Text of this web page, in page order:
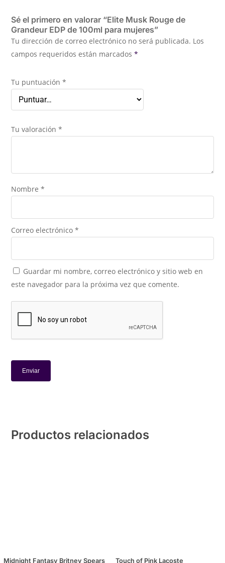
Sé el primero en valorar “Elite Musk Rouge de
Grandeur EDP de 100ml para mujeres”
Tu dirección de correo electrónico no será publicada. Los
campos requeridos están marcados*
Tu puntuación*
Tu valoración*
Nombre*
Correo electrónico*
Guardar mi nombre, correo electrónico y sitio web en
este navegador para la próxima vez que comente.
Productos relacionados
Midnight Fantasy Britney Spears Touch of Pink Lacoste